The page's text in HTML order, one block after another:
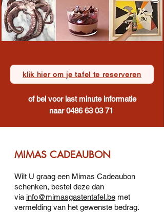
klik hier om je tafel te reserveren
of bel voor last minute informatie
naar0486 63 03 71
MIMAS CADEAUBON
Wilt U graag een Mimas Cadeaubon
schenken, bestel deze dan
via info@mimasgastentafel.be met
vermelding van het gewenste bedrag.